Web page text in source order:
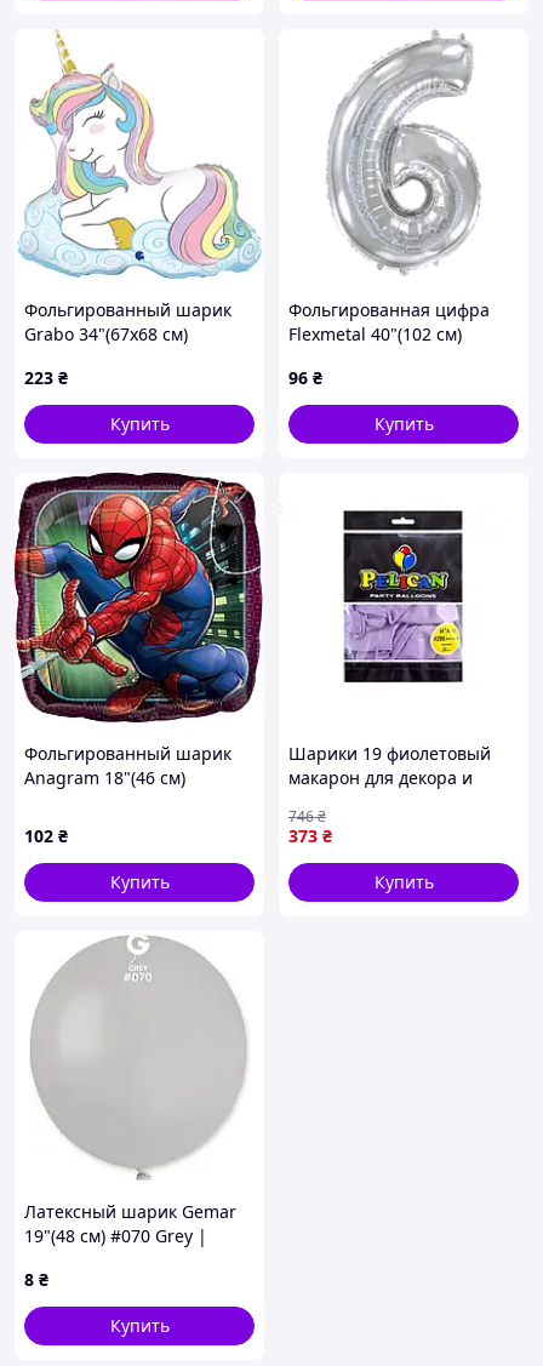
Фольгированный шарик
Grabo 34"(67х68 см)
223 ₴
Купить
Фольгированная цифра
Flexmetal 40"(102 см)
96 ₴
Купить
Фольгированный шарик
Anagram 18"(46 см)
Спайдермен "
102 ₴
Купить
Шарики 19 фиолетовый
макарон для декора и
штук в упаковке
373 ₴
746₴
Купить
Латексный шарик Gemar
19"(48 см) #070 Grey |
8 ₴
Купить